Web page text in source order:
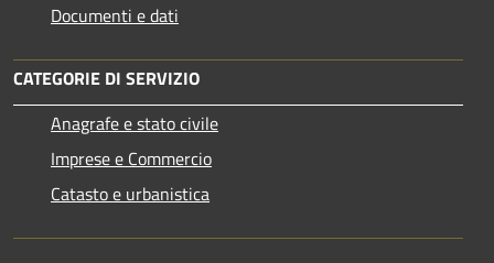
Documenti e dati
CATEGORIE DI SERVIZIO
Anagrafe e stato civile
Imprese e Commercio
Catasto e urbanistica